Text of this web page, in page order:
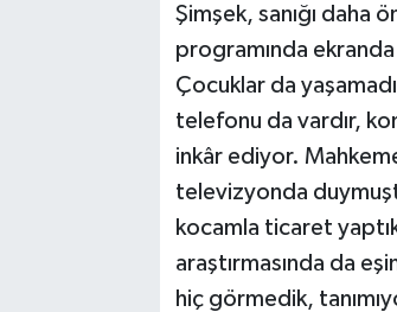
Şimşek, sanığı daha
programında
Çocuklar da
telefonu da vardır,
inkâr ediyor.
televizyonda
kocamla ticaret
araştırmasında da
hiç görmedik,